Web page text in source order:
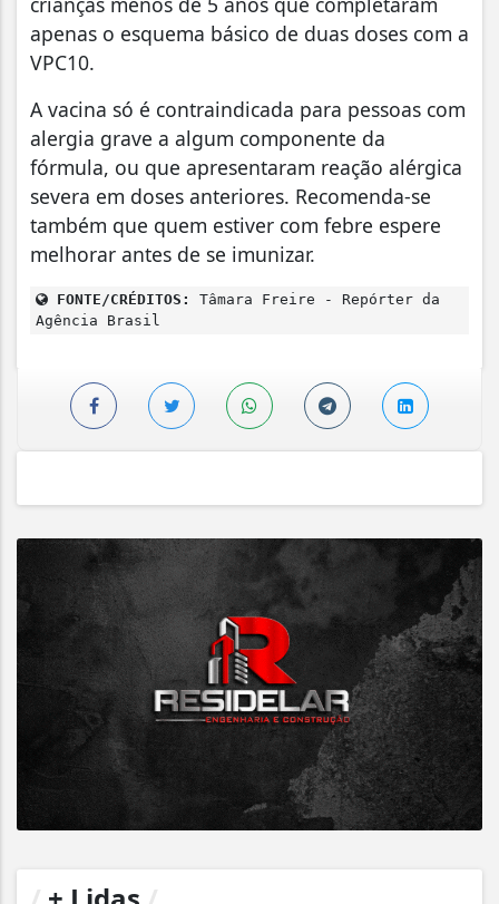
apenas o esquema básico de duas doses com a
VPC10.
A vacina só é contraindicada para pessoas com
alergia grave a algum componente da
fórmula, ou que apresentaram reação alérgica
severa em doses anteriores. Recomenda-se
também que quem estiver com febre espere
melhorar antes de se imunizar.
FONTE/CRÉDITOS:
Tâmara Freire - Repórter da
Agência Brasil